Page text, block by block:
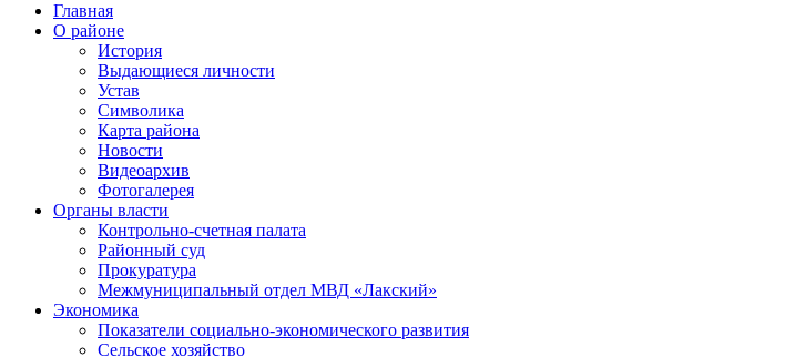
Главная
О районе
История
Выдающиеся личности
Устав
Символика
Карта района
Новости
Видеоархив
Фотогалерея
Органы власти
Контрольно-счетная палата
Районный суд
Прокуратура
Межмуниципальный отдел МВД «Лакский»
Экономика
Показатели социально-экономического развития
Сельское хозяйство